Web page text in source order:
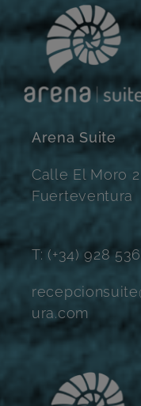
Arena Suite
Calle El Moro
Fuerteventura
T: (+34) 928
ura.com